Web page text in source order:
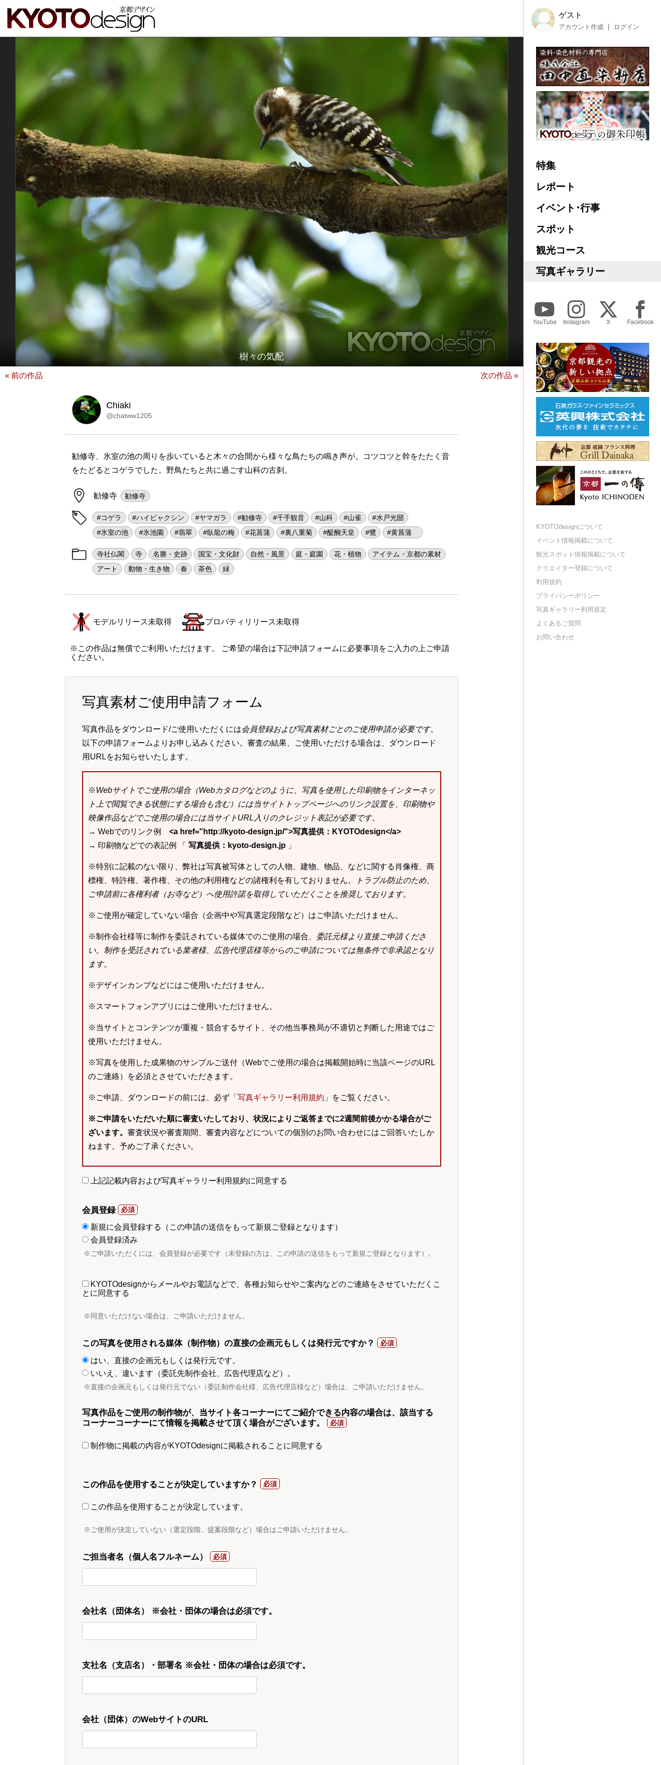
樹々の気配
« 前の作品 次の作品 »
Chiaki
@chatww1205
勧修寺、氷室の池の周りを歩いていると木々の合間から様々な鳥たちの鳴き声が。コツコツと幹をたたく音
をたどるとコゲラでした。野鳥たちと共に過ごす山科の古刹。
勧修寺 勧修寺
#コゲラ #ハイビャクシン #ヤマガラ #勧修寺 #千手観音 #山科 #山雀
#水戸光圀
#氷室の池
#氷池園 #翡翠 #臥龍の梅 #花菖蒲 #裏八重菊 #醍醐天皇 #鷺 #黄菖蒲
寺社仏閣 寺 名勝・史跡 国宝・文化財 自然・風景 庭・庭園 花・植物
アイテム・京都の素材
アート
動物・生き物 春 茶色 緑
モデルリリース未取得 プロパティリリース未取得
※この作品は無償でご利用いただけます。 ご希望の場合は下記申請フォームに必要事項をご入力の上ご申請
ください。
写真素材ご使用申請フォーム
写真作品をダウンロード/ご使用いただくには会員登録および写真素材ごとのご使用申請が必要です。
以下の申請フォームよりお申し込みください。審査の結果、ご使用いただける場合は、ダウンロード
用URLをお知らせいたします。
※Webサイトでご使用の場合（Webカタログなどのように、写真を使用した印刷物をインターネッ
ト上で閲覧できる状態にする場合も含む）には当サイトトップページへのリンク設置を、印刷物や
映像作品などでご使用の場合には当サイトURL入りのクレジット表記が必要です。
→ Webでのリンク例 <a href="http://kyoto-design.jp/">写真提供：KYOTOdesign</a>
→ 印刷物などでの表記例 「 写真提供：kyoto-design.jp 」
※特別に記載のない限り、弊社は写真被写体としての人物、建物、物品、などに関する肖像権、商
標権、特許権、著作権、その他の利用権などの諸権利を有しておりません。
トラブル防止のため、
ご申請前に各権利者（お寺など）へ使用許諾を取得していただくことを推奨しております。
※ご使用が確定していない場合（企画中や写真選定段階など）はご申請いただけません。
※制作会社様等に制作を委託されている媒体でのご使用の場合、 委託元様より直接ご申請くださ
い。 制作を受託されている業者様、広告代理店様等からのご申請については無条件で非承認となり
ます。
※デザインカンプなどにはご使用いただけません。
※スマートフォンアプリにはご使用いただけません。
※当サイトとコンテンツが重複・競合するサイト、その他当事務局が不適切と判断した用途ではご
使用いただけません。
※写真を使用した成果物のサンプルご送付（Webでご使用の場合は掲載開始時に当該ページのURL
のご連絡）を必須とさせていただきます。
※ご申請、ダウンロードの前には、必ず「 写真ギャラリー利用規約 」をご覧ください。
※ご申請をいただいた順に審査いたしており、状況によりご返答までに2週間前後かかる場合がご
ざいます。 審査状況や審査期間、審査内容などについての個別のお問い合わせにはご回答いたしか
ねます。予めご了承ください。
上記記載内容および写真ギャラリー利用規約に同意する
会員登録
新規に会員登録する（この申請の送信をもって新規ご登録となります）
会員登録済み
※ご申請いただくには、会員登録が必要です（未登録の方は、この申請の送信をもって新規ご登録となります）。
KYOTOdesignからメールやお電話などで、各種お知らせやご案内などのご連絡をさせていただくこ
とに同意する
※同意いただけない場合は、ご申請いただけません。
この写真を使用される媒体（制作物）の直接の企画元もしくは発行元ですか？
はい、直接の企画元もしくは発行元です。
いいえ、違います（委託先制作会社、広告代理店など）。
※直接の企画元もしくは発行元でない（委託制作会社様、広告代理店様など）場合は、ご申請いただけません。
写真作品をご使用の制作物が、当サイト各コーナーにてご紹介できる内容の場合は、該当する
コーナーコーナーにて情報を掲載させて頂く場合がございます。
制作物に掲載の内容がKYOTOdesignに掲載されることに同意する
この作品を使用することが決定していますか？
この作品を使用することが決定しています。
※ご使用が決定していない（選定段階、提案段階など）場合はご申請いただけません。
ご担当者名（個人名フルネーム）
会社名（団体名） ※会社・団体の場合は必須です。
支社名（支店名）・部署名 ※会社・団体の場合は必須です。
会社（団体）のWebサイトのURL
ゲスト
アカウント作成 ログイン
特集
レポート
イベント･行事
スポット
観光コース
写真ギャラリー
YouTube Instagram X Facebook
KYOTOdesignについて
イベント情報掲載について
観光スポット情報掲載について
クリエイター登録について
利用規約
プライバシーポリシー
写真ギャラリー利用規定
よくあるご質問
お問い合わせ